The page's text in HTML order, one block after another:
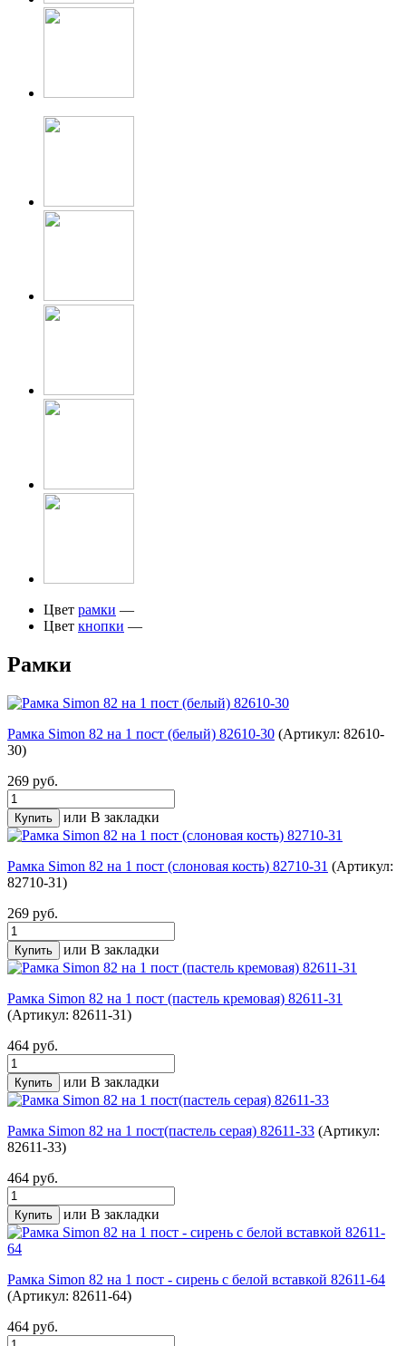
Цвет рамки —
Цвет кнопки —
Рамки
Рамка Simon 82 на 1 пост (белый) 82610-30 (Артикул: 82610-
30)
269 руб.
или В закладки
Рамка Simon 82 на 1 пост (слоновая кость) 82710-31 (Артикул:
82710-31)
269 руб.
или В закладки
Рамка Simon 82 на 1 пост (пастель кремовая) 82611-31
(Артикул: 82611-31)
464 руб.
или В закладки
Рамка Simon 82 на 1 пост(пастель серая) 82611-33 (Артикул:
82611-33)
464 руб.
или В закладки
Рамка Simon 82 на 1 пост - сирень с белой вставкой 82611-64
(Артикул: 82611-64)
464 руб.